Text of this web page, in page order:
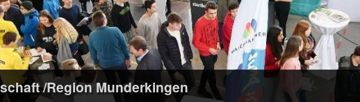
/Region Munderkingen